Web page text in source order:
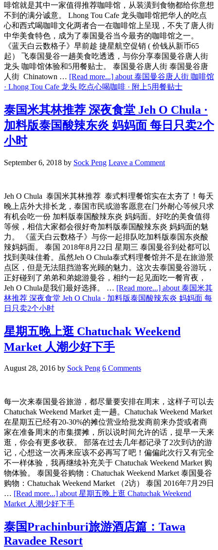
啡馆就是其中一家值得推荐咖啡馆，从装潢到食物都给你意想
不到的满分诚意。 Lhong Tou Cafe 龙头咖啡馆把华人的吃点
心和西式喝咖啡文化两者合一在咖啡馆上呈现，不失了唐人街
中华美食特色，成为了泰国曼谷当今最夯的咖啡馆之一。
《蓝天白云数格子》早前趁 捷星航空促销 ( 价钱从新币65
起） 飞泰国曼谷一趟美食吃透透，与你分享泰国曼谷唐人街
龙头 咖啡馆体验和5用餐贴士。 泰国曼谷唐人街 泰国曼谷唐
人街 Chinatown … [Read more...] about 泰国曼谷唐人街 咖啡馆
· Lhong Tou Cafe 龙头 吃点心喝咖啡 · 附上5用餐贴士
泰国米其林推荐 深夜食堂 Jeh O Chula ·
加料版泰国酸辣东炎 妈妈面 每日只卖2个
小时
September 6, 2018 by Sock Peng Leave a Comment
Jeh O Chula 泰国米其林推荐 泰式料理餐馆实在太夯了！每天
晚上店外大排长龙，泰国市民或游客愿意在门外耐心等候只求
有机会吃一份 加料版泰国酸辣东炎 妈妈面。好吃的美食值得
等候，相信大家都会很好奇加料版泰国酸辣东炎 妈妈面的魅
力。 《蓝天白云数格子》与你一起排队吃加料版泰国东炎酸
辣妈妈面。 泰国 2018年8月22日 星期三 泰国曼谷到处都可以
找到美味佳肴。虽然Jeh O Chula泰式料理餐馆并不是在旅游景
点区，但是无法阻挡游客光顾的魅力。这次去泰国曼谷游玩，
正好碰到了弟弟和弟媳游曼谷，相约一起见面吃一餐宵夜，
Jeh O Chula是我们最好选择。 … [Read more...] about 泰国米其
林推荐 深夜食堂 Jeh O Chula · 加料版泰国酸辣东炎 妈妈面 每
日只卖2个小时
星期五晚上逛 Chatuchak Weekend
Market 人潮少好下手
August 28, 2016 by Sock Peng 6 Comments
每一次来泰国曼谷旅游，都尽量要安排在周末，这样子可以去
Chatuchak Weekend Market 走一趟。Chatuchak Weekend Market
在星期五已经有20-30%的摊位营业给批发商前来办货或者商
家在准备周末的市集摆摊，所以说时间允许的话，提早一天来
逛，你会有更多收获。 部落在过去几年都记录了2次到访的游
记，心想这一次再来应该不必再写了吧！偏偏此次行又有完全
不一样体验，我再继续补充关于 Chatuchak Weekend Market 购
物体验。 泰国曼谷购物：Chatuchak Weekend Market 泰国曼谷
购物：Chatuchak Weekend Market （2访） 泰国 2016年7月29日
… [Read more...] about 星期五晚上逛 Chatuchak Weekend
Market 人潮少好下手
泰国Prachinburi旅游酒店篇：Tawa
Ravadee Resort